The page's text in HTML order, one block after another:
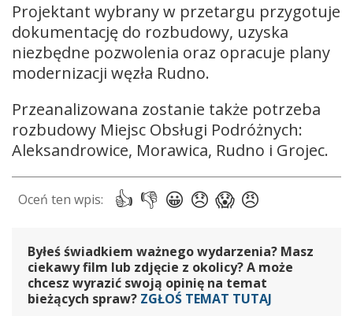
Projektant wybrany w przetargu przygotuje
dokumentację do rozbudowy, uzyska
niezbędne pozwolenia oraz opracuje plany
modernizacji węzła Rudno.
Przeanalizowana zostanie także potrzeba
rozbudowy Miejsc Obsługi Podróżnych:
Aleksandrowice, Morawica, Rudno i Grojec.
Byłeś świadkiem ważnego wydarzenia? Masz
ciekawy film lub zdjęcie z okolicy? A może
chcesz wyrazić swoją opinię na temat
bieżących spraw? ZGŁOŚ TEMAT TUTAJ